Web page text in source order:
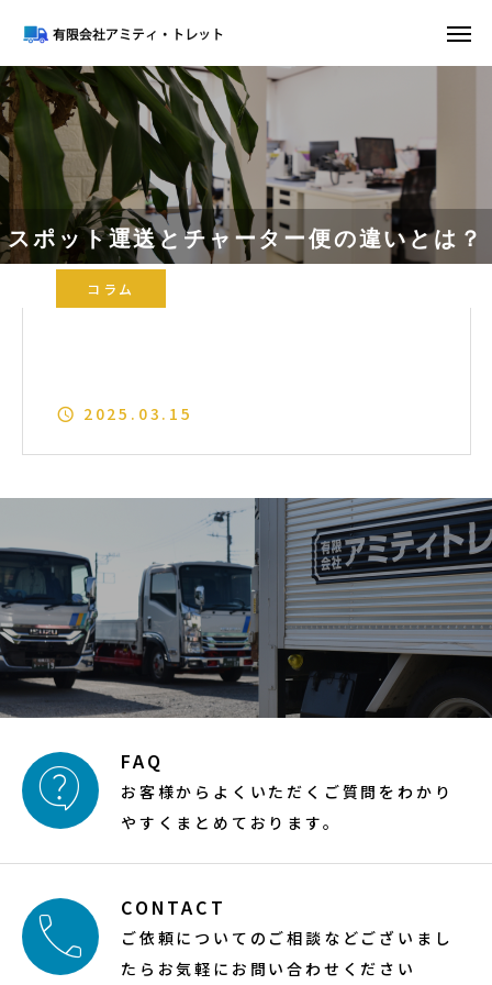
スポット運送とチャーター便の違いとは？
| コラム | 一般貨物の運送なら【有限会社
コラム
2025.03.15
 FAQ
お客様からよくいただくご質問をわかり
やすくまとめております。
 CONTACT
ご依頼についてのご相談などございまし
たらお気軽にお問い合わせください